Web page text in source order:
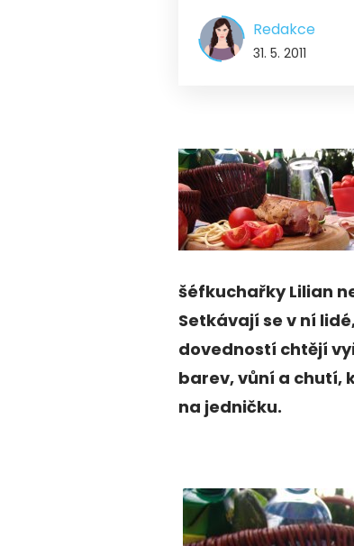
Redakce
31. 5. 2011
šéfkuchařky Lilian
Setkávají se v ní
dovedností chtějí
barev, vůní a chutí,
na jedničku.